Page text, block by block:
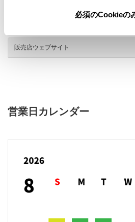
必須のCookieの
ベビーシート（おむつ交換用
販売店ウェブサイト
営業日カレンダー